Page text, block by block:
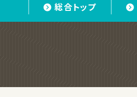
総合トップ